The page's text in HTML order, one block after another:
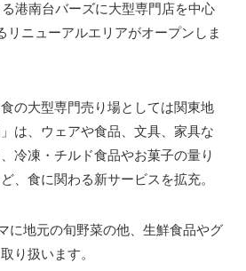
港南台バーズに大型専門店を中心
リニューアルエリアがオープンしま
の大型専門売り場としては関東地
は、ウェアや食品、文具、家具な
冷凍・チルド食品やお菓子の量り
、食に関わる新サービスを拡充。
に地元の旬野菜の他、生鮮食品やグ
り扱います。